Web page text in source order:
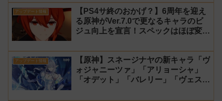
アップデート情報
【PS4サ終のおかげ？】6周年を迎え
る原神がVer.7.0で更なるキャラのビ
ジュ向上を宣言！スペックはほぼ変わ
アップデート情報
【原神】スネージナヤの新キャラ「ヴ
ォジャニーツァ」「アリョーシャ」
「オデット」「バレリー」「ヴェス